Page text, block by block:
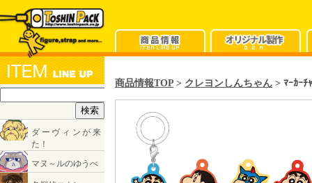
商品情報TOP > クレヨンしんちゃん > ﾏｰｶｰﾁ